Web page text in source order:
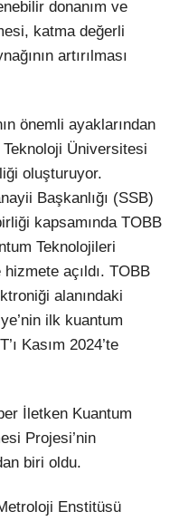
donanım ve
katma değerli
artırılması
önemli ayaklarından
Üniversitesi
oluşturuyor.
Başkanlığı (SSB)
kapsamında TOBB
Teknolojileri
hizmete açıldı. TOBB
alanındaki
ilk kuantum
Kasım 2024’te
İletken Kuantum
Projesi’nin
biri oldu.
Enstitüsü